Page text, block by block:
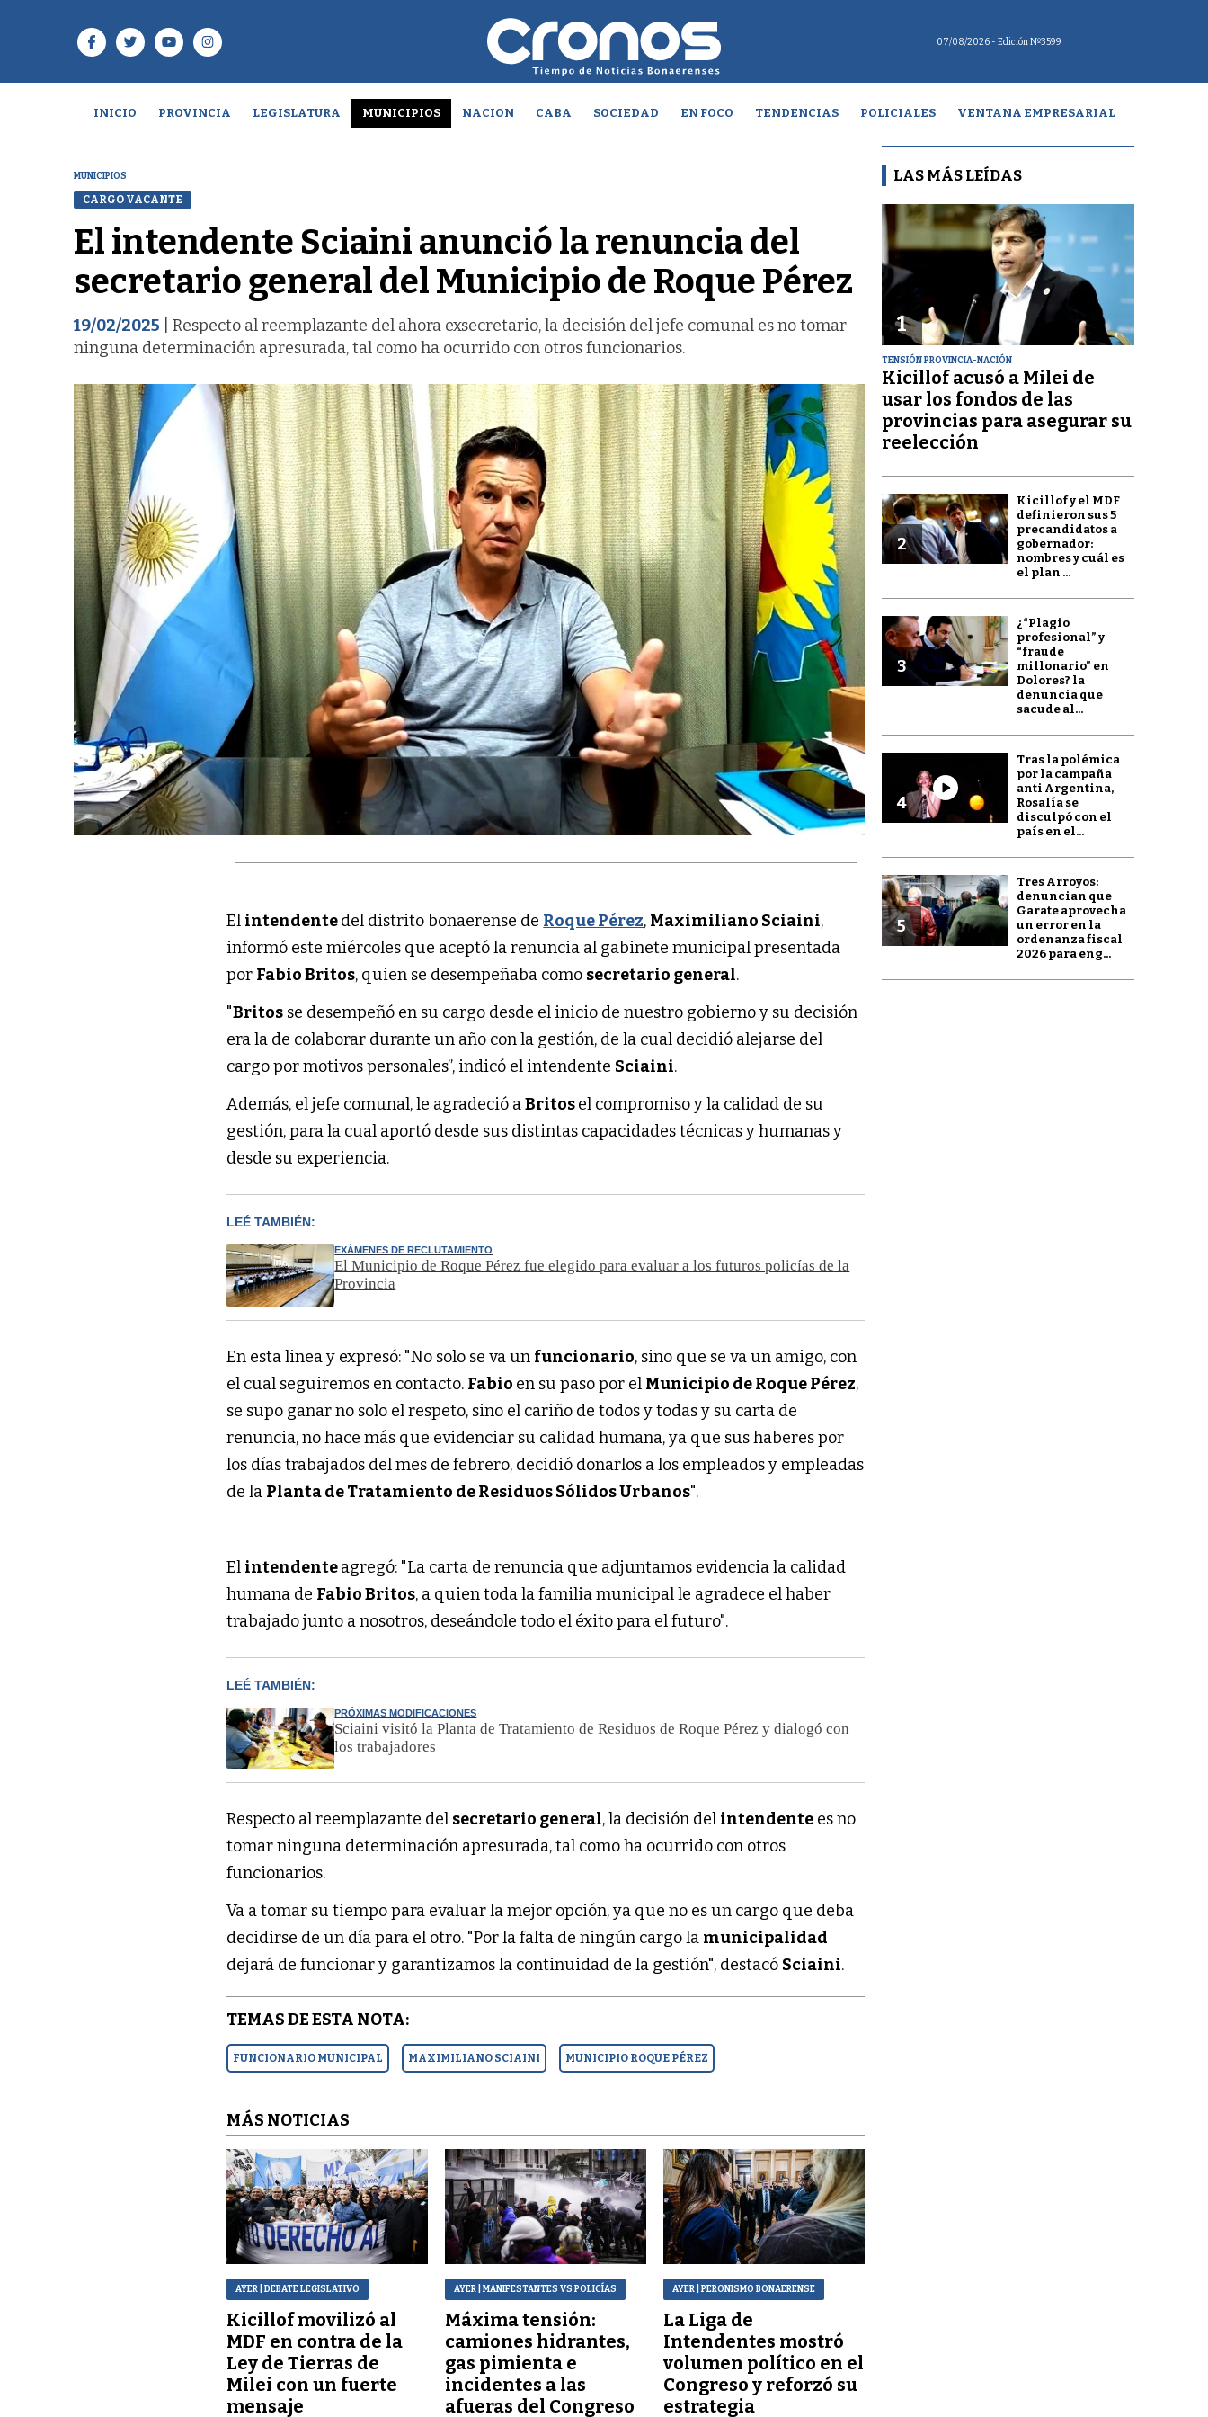
07/08/2026 - Edición Nº3599
INICIO PROVINCIA LEGISLATURA MUNICIPIOS NACION CABA SOCIEDAD EN FOCO TENDENCIAS POLICIALES VENTANA EMPRESARIAL
MUNICIPIOS
CARGO VACANTE
El intendente Sciaini anunció la renuncia del
secretario general del Municipio de Roque Pérez
19/02/2025 | Respecto al reemplazante del ahora exsecretario, la decisión del jefe comunal es no tomar
ninguna determinación apresurada, tal como ha ocurrido con otros funcionarios.
El intendentedel distrito bonaerense de Roque Pérez, Maximiliano Sciaini,
informó este miércoles que aceptó la renuncia al gabinete municipal presentada
por Fabio Britos, quien se desempeñaba como secretario general.
"Britos se desempeñó en su cargo desde el inicio de nuestro gobierno y su decisión
era la de colaborar durante un año con la gestión, de la cual decidió alejarse del
cargo por motivos personales”, indicó el intendente Sciaini.
Además, el jefe comunal, le agradeció aBritosel compromiso y la calidad de su
gestión, para la cual aportó desde sus distintas capacidades técnicas y humanas y
desde su experiencia.
LEÉ TAMBIÉN:
EXÁMENES DE RECLUTAMIENTO
El Municipio de Roque Pérez fue elegido para evaluar a los futuros policías de la
Provincia
En esta linea y expresó: "No solo se va un funcionario, sino que se va un amigo, con
el cual seguiremos en contacto. Fabio en su paso por el Municipio de Roque Pérez,
se supo ganar no solo el respeto, sino el cariño de todos y todas y su carta de
renuncia, no hace más que evidenciar su calidad humana, ya que sus haberes por
los días trabajados del mes de febrero, decidió donarlos a los empleados y empleadas
de la Planta de Tratamiento de Residuos Sólidos Urbanos".
El intendenteagregó: "La carta de renuncia que adjuntamos evidencia la calidad
humana de Fabio Britos, a quien toda la familia municipal le agradece el haber
trabajado junto a nosotros, deseándole todo el éxito para el futuro".
LEÉ TAMBIÉN:
PRÓXIMAS MODIFICACIONES
Sciaini visitó la Planta de Tratamiento de Residuos de Roque Pérez y dialogó con
los trabajadores
Respecto al reemplazante del secretario general, la decisión del intendente es no
tomar ninguna determinación apresurada, tal como ha ocurrido con otros
funcionarios.
Va a tomar su tiempo para evaluar la mejor opción, ya que no es un cargo que deba
decidirse de un día para el otro. "Por la falta de ningún cargo la municipalidad
dejará de funcionar y garantizamos la continuidad de la gestión", destacó Sciaini.
TEMAS DE ESTA NOTA:
FUNCIONARIO MUNICIPAL MAXIMILIANO SCIAINI MUNICIPIO ROQUE PÉREZ
MÁS NOTICIAS
AYER | DEBATE LEGISLATIVO
Kicillof movilizó al
MDF en contra de la
Ley de Tierras de
Milei con un fuerte
mensaje
AYER | MANIFESTANTES VS POLICÍAS
Máxima tensión:
camiones hidrantes,
gas pimienta e
incidentes a las
afueras del Congreso
AYER | PERONISMO BONAERENSE
La Liga de
Intendentes mostró
volumen político en el
Congreso y reforzó su
estrategia
LAS MÁS LEÍDAS
1
TENSIÓN PROVINCIA-NACIÓN
Kicillof acusó a Milei de
usar los fondos de las
provincias para asegurar su
reelección
2
Kicillof y el MDF
definieron sus 5
precandidatos a
gobernador:
nombres y cuál es
el plan ...
3
¿“Plagio
profesional” y
“fraude
millonario” en
Dolores? la
denuncia que
sacude al...
4
Tras la polémica
por la campaña
anti Argentina,
Rosalía se
disculpó con el
país en el...
5
Tres Arroyos:
denuncian que
Garate aprovecha
un error en la
ordenanza fiscal
2026 para eng...